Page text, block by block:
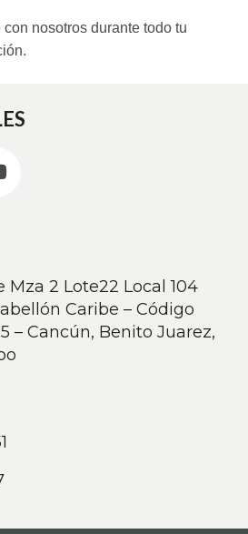
nosotros durante todo tu
Mza 2 Lote22 Local 104
Caribe – Código
– Cancún, Benito Juarez,